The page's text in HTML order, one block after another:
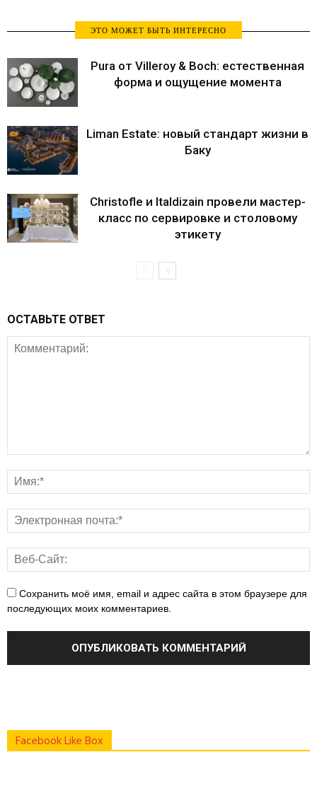
ЭТО МОЖЕТ БЫТЬ ИНТЕРЕСНО
Pura от Villeroy & Boch: естественная
форма и ощущение момента
Liman Estate: новый стандарт жизни в
Баку
Christofle и Italdizain провели мастер-
класс по сервировке и столовому
этикету
ОСТАВЬТЕ ОТВЕТ
Сохранить моё имя, email и адрес сайта в этом браузере для
последующих моих комментариев.
Facebook Like Box